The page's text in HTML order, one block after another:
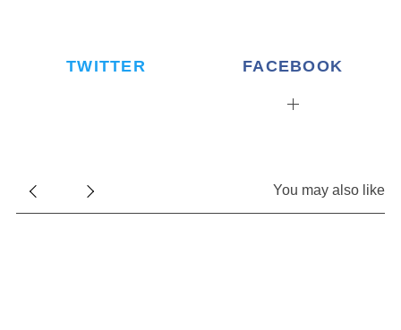
FACEBOOK
TWITTER
You may also like
h
f